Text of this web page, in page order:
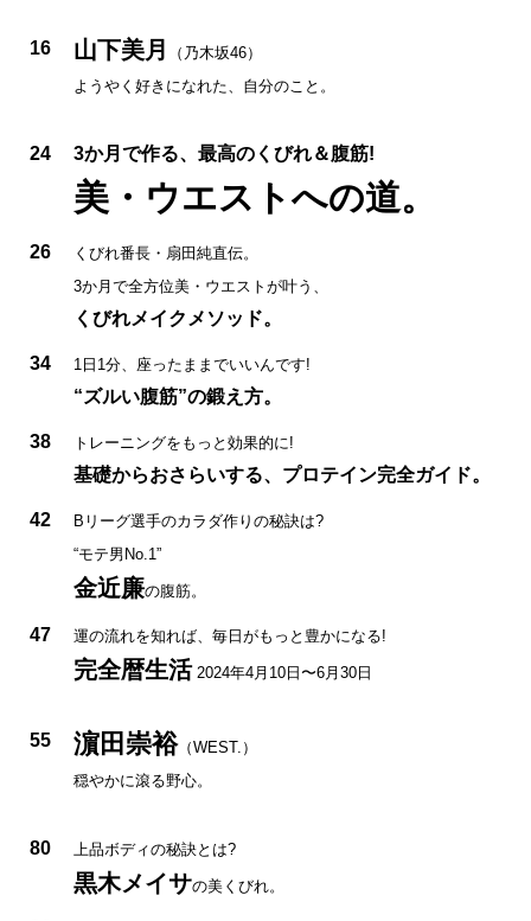
16 山下美月
（乃木坂46）
ようやく好きになれた、自分のこと。
24 3か月で作る、最高のくびれ＆腹筋!
美・ウエストへの道。
26
くびれ番長・扇田純直伝。
3か月で全方位美・ウエストが叶う、
くびれメイクメソッド。
34 1日1分、座ったままでいいんです!
“ズルい腹筋”の鍛え方。
38 トレーニングをもっと効果的に!
基礎からおさらいする、プロテイン完全ガイド。
42
Bリーグ選手のカラダ作りの秘訣は?
“モテ男No.1”
金近廉の腹筋。
47 運の流れを知れば、毎日がもっと豊かになる!
完全暦生活 2024年4月10日〜6月30日
55 濵田崇裕（WEST.）
穏やかに滾る野心。
80 上品ボディの秘訣とは?
黒木メイサの美くびれ。